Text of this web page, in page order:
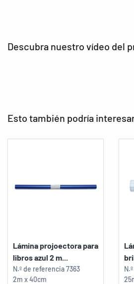
Descubra nuestro vídeo del
Esto también podría
Lámina projoectora para
libros azul 2 m...
N.º de referencia7363
2m x 40cm